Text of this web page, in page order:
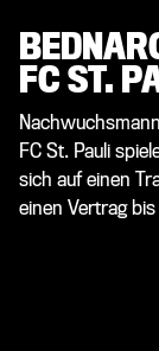
FC ST.
FC St. Pauli
sich auf einen
einen Vertrag